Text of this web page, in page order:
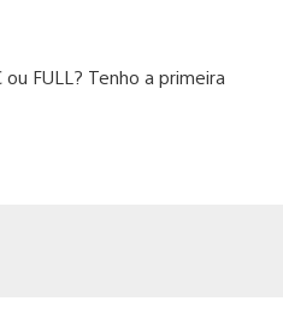
FULL? Tenho a primeira